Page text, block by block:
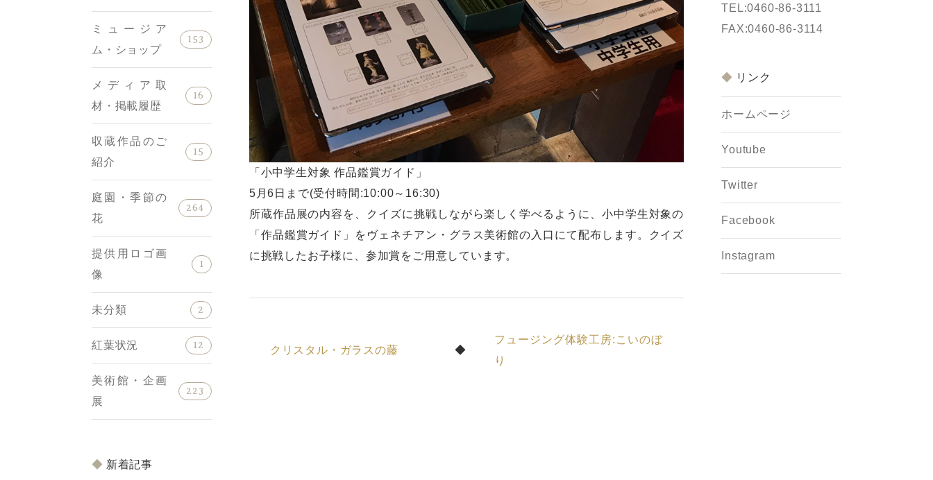
ミュージア
ム・ショップ
153
メディア取
材・掲載履歴
16
収蔵作品のご
紹介
15
庭園・季節の
花
264
提供用ロゴ画
像
1
未分類 2
紅葉状況 12
美術館・企画
展
223
新着記事
「小中学生対象 作品鑑賞ガイド」
5月6日まで(受付時間:10:00～16:30)
所蔵作品展の内容を、クイズに挑戦しながら楽しく学べるように、小中学生対象の
「作品鑑賞ガイド」をヴェネチアン・グラス美術館の入口にて配布します。クイズ
に挑戦したお子様に、参加賞をご用意しています。
クリスタル・ガラスの藤
フュージング体験工房:こいのぼ
り
TEL:0460-86-3111
FAX:0460-86-3114
リンク
ホームページ
Youtube
Twitter
Facebook
Instagram